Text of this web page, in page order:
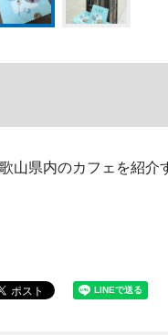
山県内のカフェを紹介